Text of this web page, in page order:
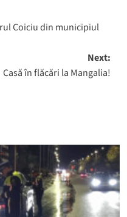
Coiciu din municipiul
Next:
Casă în flăcări la Mangalia!